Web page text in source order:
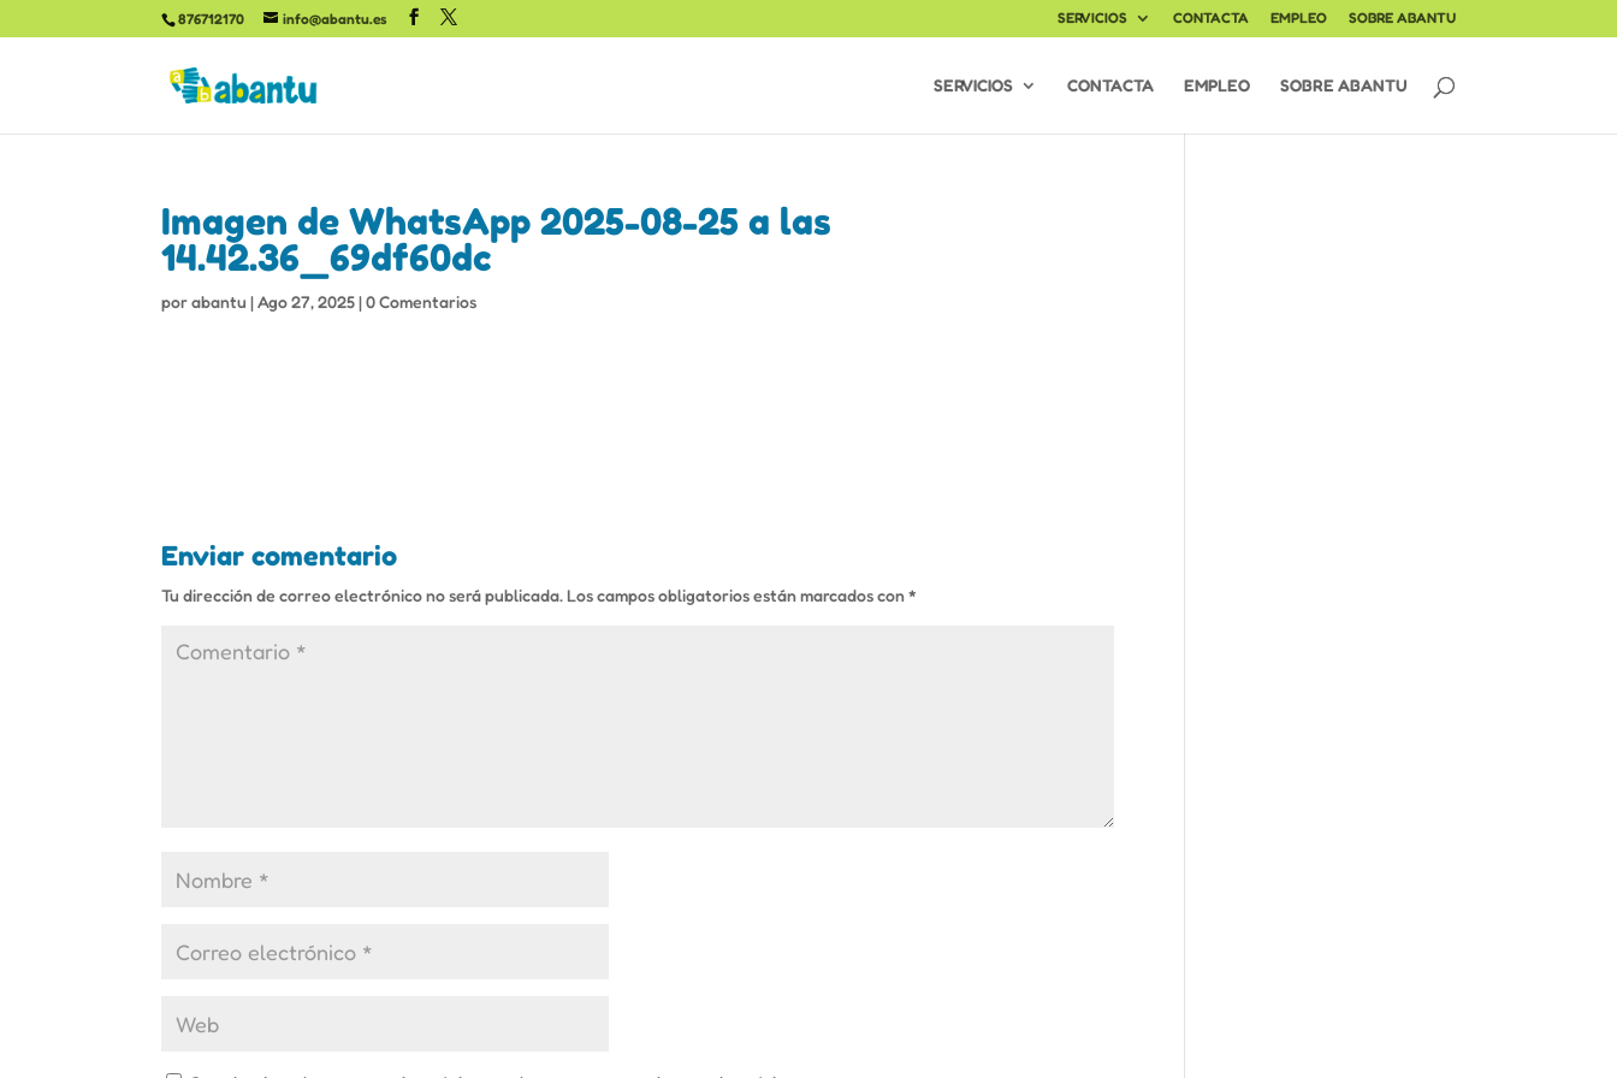
876712170 info@abantu.es SERVICIOS CONTACTA EMPLEO SOBRE ABANTU
SERVICIOS CONTACTA EMPLEO SOBRE ABANTU
Imagen de WhatsApp 2025-08-25 a las
14.42.36_69df60dc
porabantu |Ago 27, 2025|0 Comentarios
Enviar comentario
Tu dirección de correo electrónico no será publicada. Los campos obligatorios están marcados con*